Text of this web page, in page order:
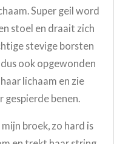
Super geil word
stoel en draait zich
stevige borsten
ook opgewonden
lichaam en zie
gespierde benen.
broek, zo hard is